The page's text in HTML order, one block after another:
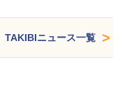
TAKIBIニュース一覧